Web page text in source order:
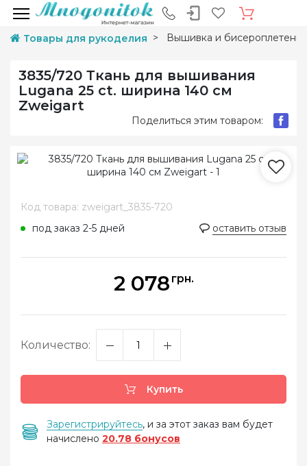
Товары для рукоделия Вышивка и
3835/720 Ткань для вышивания
Lugana 25 ct. ширина 140 см
Zweigart
Поделиться этим товаром:
Код товара: zweigart_3835-720
под заказ 2-5 дней
оставить отзыв
2 078 грн.
Количество:
Купить
Зарегистрируйтесь, и за этот заказ вам будет
начислено 20.78 бонусов